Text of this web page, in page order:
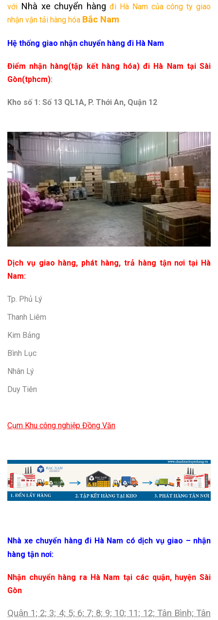
với Nhà xe chuyển hàng đi Hà Namcủa công ty giao
nhận vận tải hàng hóa Bắc Nam
Hệ thống giao nhận chuyển hàng đi Hà Nam
Điểm nhận hàng(tập kết hàng hóa) đi Hà Nam tại Sài
Gòn(tphcm):
Kho số 1: Số 13 QL1A, P. Thới An, Quận 12
Dịch vụ giao hàng, phát hàng, trả hàng tận nơi tại Hà
Nam:
Tp. Phủ Lý
Thanh Liêm
Kim Bảng
Bình Lục
Nhân Lý
Duy Tiên
Cụm Khu công nghiệp Đồng Văn
Nhà xe chuyển hàng đi Hà Nam có dịch vụ giao – nhận
hàng tận nơi:
Nhận chuyển hàng ra Hà Nam tại các quận, huyện Sài
Gòn
Quận 1; 2; 3; 4; 5; 6; 7; 8; 9; 10; 11; 12; Tân Bình; Tân